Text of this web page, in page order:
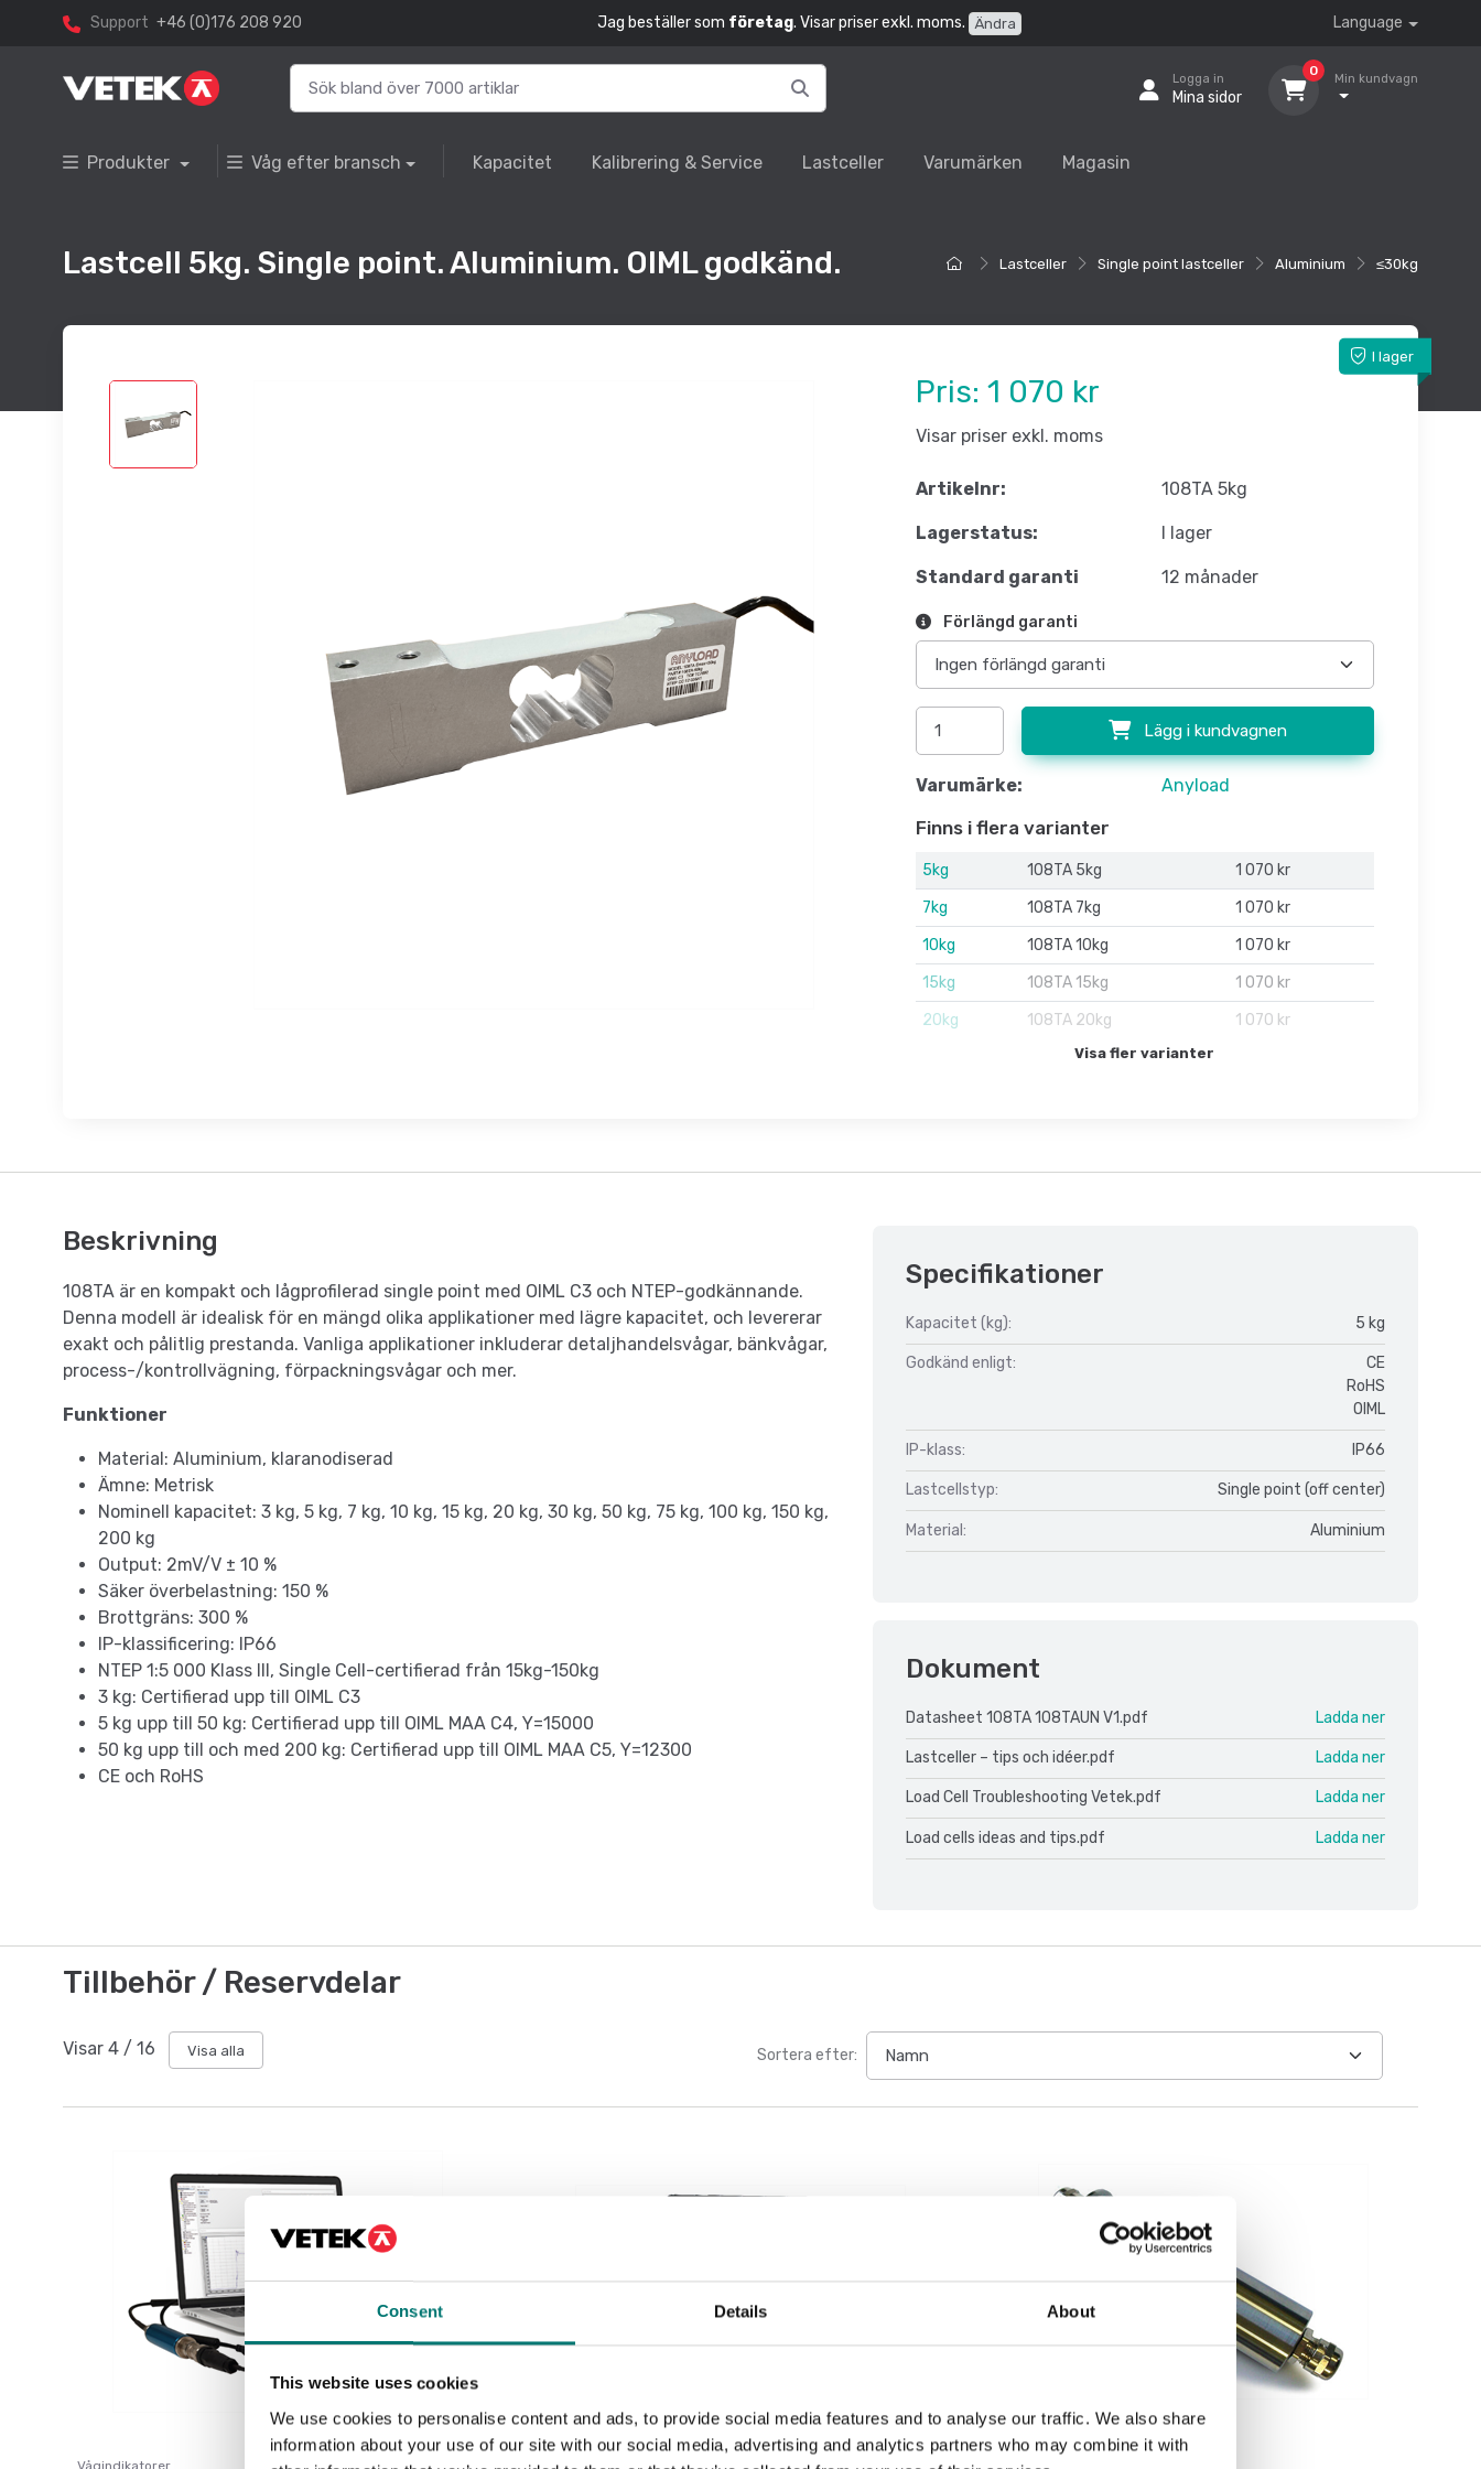
Consent Details About
This website uses cookies
We use cookies to personalise content and ads, to provide social media features and to analyse our traffic. We also share
information about your use of our site with our social media, advertising and analytics partners who may combine it with
Support +46 (0)176 208 920 Jag beställer som företag. Visar priser exkl. moms. Ändra Language
Logga in
Mina sidor
0
Min kundvagn
Produkter Våg efter bransch Kapacitet Kalibrering & Service Lastceller Varumärken Magasin
Lastceller Single point lastceller Aluminium ≤30kg
Lastcell 5kg. Single point. Aluminium. OIML godkänd.
I lager
Pris: 1 070 kr
Visar priser exkl. moms
Artikelnr: 108TA 5kg
Lagerstatus: I lager
Standard garanti 12 månader
Förlängd garanti
Lägg i kundvagnen
Varumärke: Anyload
Finns i flera varianter
5kg 108TA 5kg
1 070 kr
7kg
108TA 7kg
1 070 kr
10kg
108TA 10kg
1 070 kr
15kg
108TA 15kg
1 070 kr
20kg
108TA 20kg 1 070 kr
Visa fler varianter
Beskrivning
108TA är en kompakt och lågprofilerad single point med OIML C3 och NTEP-godkännande.
Denna modell är idealisk för en mängd olika applikationer med lägre kapacitet, och levererar
exakt och pålitlig prestanda. Vanliga applikationer inkluderar detaljhandelsvågar, bänkvågar,
process-/kontrollvägning, förpackningsvågar och mer.
Funktioner
Material: Aluminium, klaranodiserad
Ämne: Metrisk
Nominell kapacitet: 3 kg, 5 kg, 7 kg, 10 kg, 15 kg, 20 kg, 30 kg, 50 kg, 75 kg, 100 kg, 150 kg,
200 kg
Output: 2mV/V ± 10 %
Säker överbelastning: 150 %
Brottgräns: 300 %
IP-klassificering: IP66
NTEP 1:5 000 Klass III, Single Cell-certifierad från 15kg-150kg
3 kg: Certifierad upp till OIML C3
5 kg upp till 50 kg: Certifierad upp till OIML MAA C4, Y=15000
50 kg upp till och med 200 kg: Certifierad upp till OIML MAA C5, Y=12300
CE och RoHS
Specifikationer
Kapacitet (kg): 5 kg
Godkänd enligt:
CE
RoHS
OIML
IP-klass: IP66
Lastcellstyp: Single point (off center)
Material: Aluminium
Dokument
Datasheet 108TA 108TAUN V1.pdf Ladda ner
Lastceller – tips och idéer.pdf Ladda ner
Load Cell Troubleshooting Vetek.pdf Ladda ner
Load cells ideas and tips.pdf Ladda ner
Tillbehör / Reservdelar
Visar 4 / 16 Visa alla Sortera efter:
Vågindikatorer Vågindikatorer Vågindikatorer